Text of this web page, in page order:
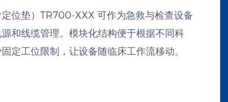
位垫）TR700-XXX 可作为急救与检查设备
和线缆管理。模块化结构便于根据不同科
定工位限制，让设备随临床工作流移动。